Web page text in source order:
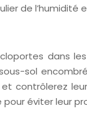
de
dans
sol
contrôlerez
éviter leur